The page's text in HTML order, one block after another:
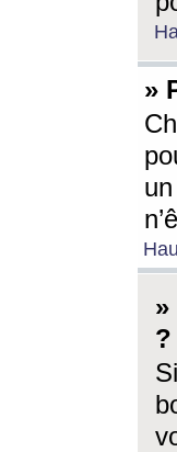
»
»
?